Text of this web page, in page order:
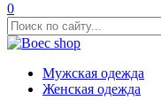
0
Мужская одежда
Женская одежда